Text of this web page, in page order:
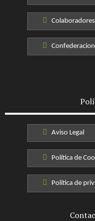
Colaboradores
Aviso Legal
Política de
Política de